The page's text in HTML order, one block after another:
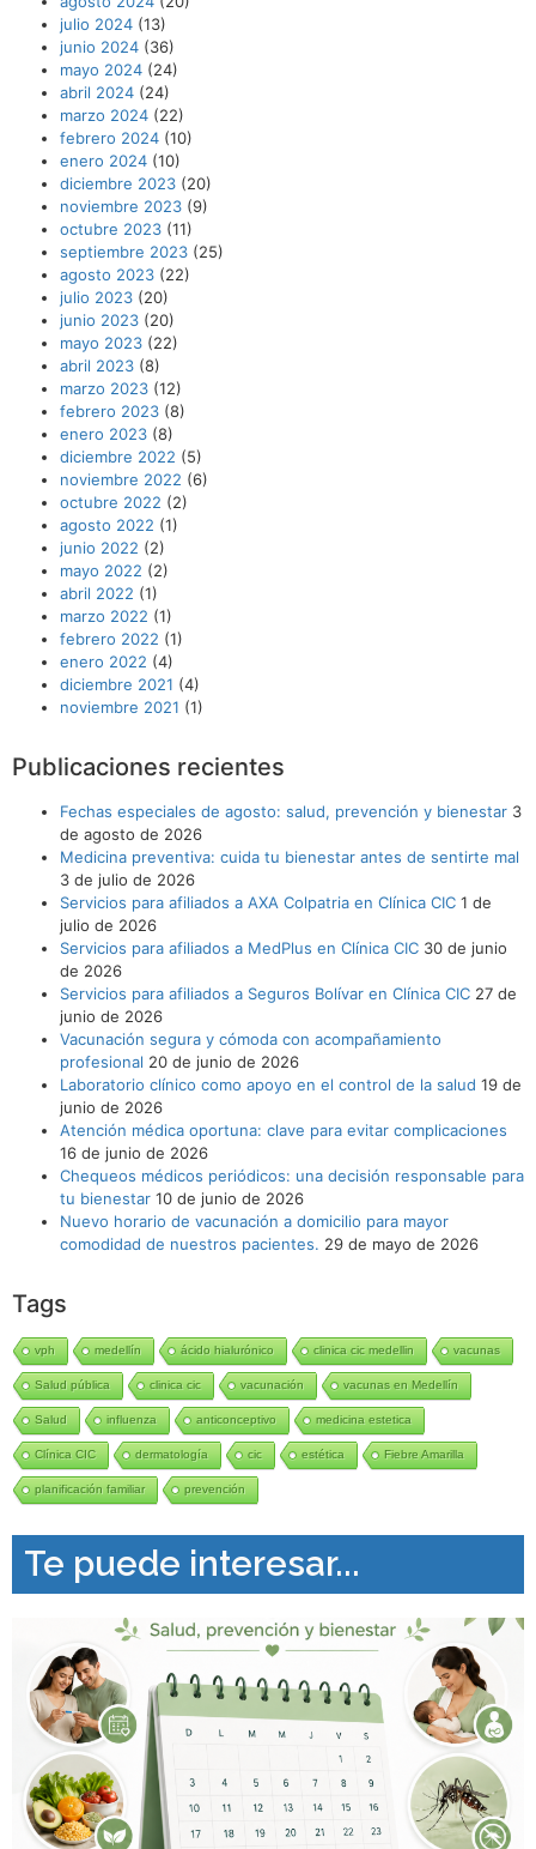
julio 2024 (13)
junio 2024 (36)
mayo 2024 (24)
abril 2024 (24)
marzo 2024 (22)
febrero 2024 (10)
enero 2024 (10)
diciembre 2023 (20)
noviembre 2023 (9)
octubre 2023 (11)
septiembre 2023 (25)
agosto 2023 (22)
julio 2023 (20)
junio 2023 (20)
mayo 2023 (22)
abril 2023 (8)
marzo 2023 (12)
febrero 2023 (8)
enero 2023 (8)
diciembre 2022 (5)
noviembre 2022 (6)
octubre 2022 (2)
agosto 2022 (1)
junio 2022 (2)
mayo 2022 (2)
abril 2022 (1)
marzo 2022 (1)
febrero 2022 (1)
enero 2022 (4)
diciembre 2021 (4)
noviembre 2021 (1)
Publicaciones recientes
Fechas especiales de agosto: salud, prevención y bienestar 3
de agosto de 2026
Medicina preventiva: cuida tu bienestar antes de sentirte mal
3 de julio de 2026
Servicios para afiliados a AXA Colpatria en Clínica CIC 1 de
julio de 2026
Servicios para afiliados a MedPlus en Clínica CIC 30 de junio
de 2026
Servicios para afiliados a Seguros Bolívar en Clínica CIC 27 de
junio de 2026
Vacunación segura y cómoda con acompañamiento
profesional 20 de junio de 2026
Laboratorio clínico como apoyo en el control de la salud 19 de
junio de 2026
Atención médica oportuna: clave para evitar complicaciones
16 de junio de 2026
Chequeos médicos periódicos: una decisión responsable para
tu bienestar 10 de junio de 2026
Nuevo horario de vacunación a domicilio para mayor
comodidad de nuestros pacientes. 29 de mayo de 2026
Tags
vph medellín ácido hialurónico clinica cic medellin vacunas
Salud pública clinica cic vacunación vacunas en Medellín
Salud influenza anticonceptivo medicina estetica
Clínica CIC dermatología cic estética Fiebre Amarilla
planificación familiar prevención
Te puede interesar...